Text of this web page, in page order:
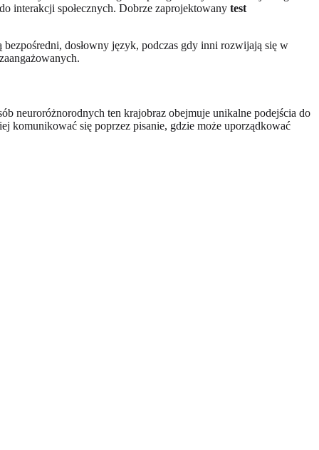
interakcji społecznych. Dobrze zaprojektowany test
dosłowny język, podczas gdy inni rozwijają się w
neuroróżnorodnych ten krajobraz obejmuje unikalne podejścia do
komunikować się poprzez pisanie, gdzie może uporządkować